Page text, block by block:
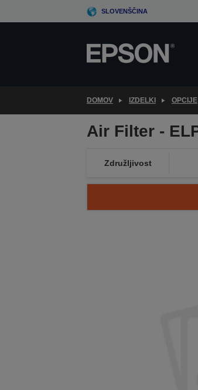
to
SLOVENŠČINA
DOMOV IZDELKI OPCIJE
Air Filter -
Združljivost